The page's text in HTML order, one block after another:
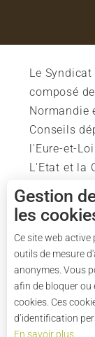
Le
composé
Normandie
Conseils
l'Eure-et-
L'Etat et la
Comment
Gestion
les
Ce site web
outils de mesure
anonymes. Vous
afin de bloquer ou
cookies. Ces
d’identification
En savoir plus